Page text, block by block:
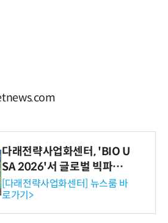
다래전략사업화센터, 'BIO U
SA 2026'서 글로벌 빅파마
와의 비즈니스 미팅 지원…K
-바이오 해외 진출 교두보 확
보
[다래전략사업화센터] 뉴스룸 바
로가기>